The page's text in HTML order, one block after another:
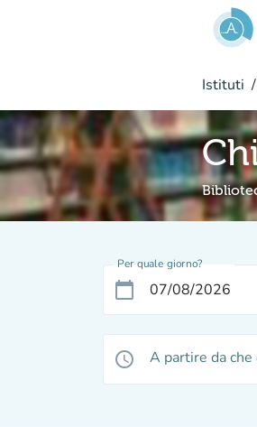
Istituti
Per quale giorno?
calendar_today
access_time A partire da che